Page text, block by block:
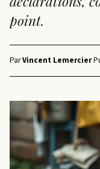
point.
ParVincent Lemercier·